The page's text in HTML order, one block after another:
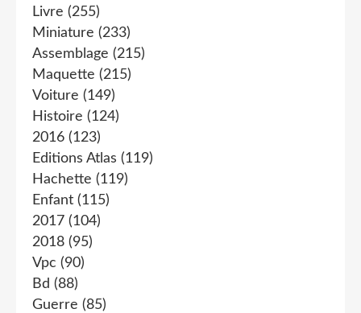
Livre (255)
Miniature (233)
Assemblage (215)
Maquette (215)
Voiture (149)
Histoire (124)
2016 (123)
Editions Atlas (119)
Hachette (119)
Enfant (115)
2017 (104)
2018 (95)
Vpc (90)
Bd (88)
Guerre (85)